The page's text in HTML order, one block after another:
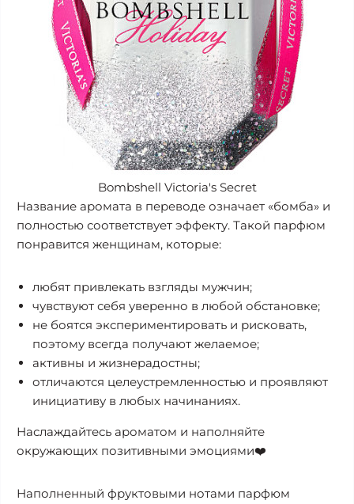
Bombshell Victoria's Secret
Название аромата в переводе означает «бомба» и
полностью соответствует эффекту. Такой парфюм
понравится женщинам, которые:
любят привлекать взгляды мужчин;
чувствуют себя уверенно в любой обстановке;
не боятся экспериментировать и рисковать,
поэтому всегда получают желаемое;
активны и жизнерадостны;
отличаются целеустремленностью и проявляют
инициативу в любых начинаниях.
Наслаждайтесь ароматом и наполняйте
окружающих позитивными эмоциями❤️
Наполненный фруктовыми нотами парфюм